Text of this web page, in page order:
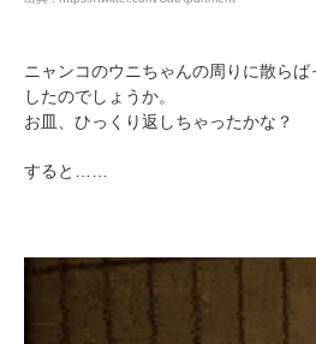
ニャンコのウニちゃんの周りに散ら
したのでしょうか。
お皿、ひっくり返しちゃったかな？
すると……